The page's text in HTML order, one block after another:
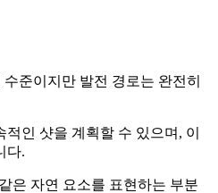
준이지만 발전 경로는 완전히
인 샷을 계획할 수 있으며, 이
다.
은 자연 요소를 표현하는 부분